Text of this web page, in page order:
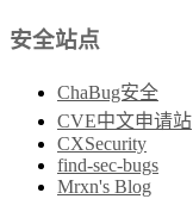
安全站点
ChaBug安全
CVE中文申请站
CXSecurity
find-sec-bugs
Mrxn's Blog